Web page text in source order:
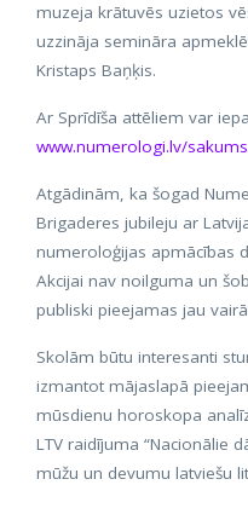
muzeja krātuvēs uzietos
uzzināja semināra
Kristaps Baņķis.
Ar Sprīdīša attēliem var
www.numerologi.lv/
Atgādinām, ka šogad
Brigaderes jubileju ar
numeroloģijas apmācības
Akcijai nav noilguma un
publiski pieejamas jau
Skolām būtu interesanti
izmantot mājaslapā
mūsdienu horoskopa
LTV raidījuma “Nacionālie
mūžu un devumu latviešu